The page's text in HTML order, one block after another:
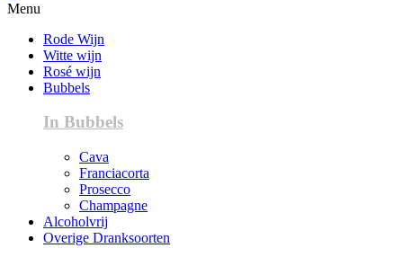
Menu
Rode Wijn
Witte wijn
Rosé wijn
Bubbels
In Bubbels
Cava
Franciacorta
Prosecco
Champagne
Alcoholvrij
Overige Dranksoorten